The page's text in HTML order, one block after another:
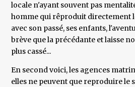
locale n'ayant souvent pas
homme qui rêproduit directement
avec son passé, ses enfants,
brève que la précédante et laisse
plus cassé...
En second voici, les agences
elles ne peuvent que reproduire le